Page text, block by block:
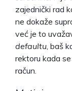
zajednički rad
ne dokaže
već je to
defaultu , baš
rektoru kada
račun.